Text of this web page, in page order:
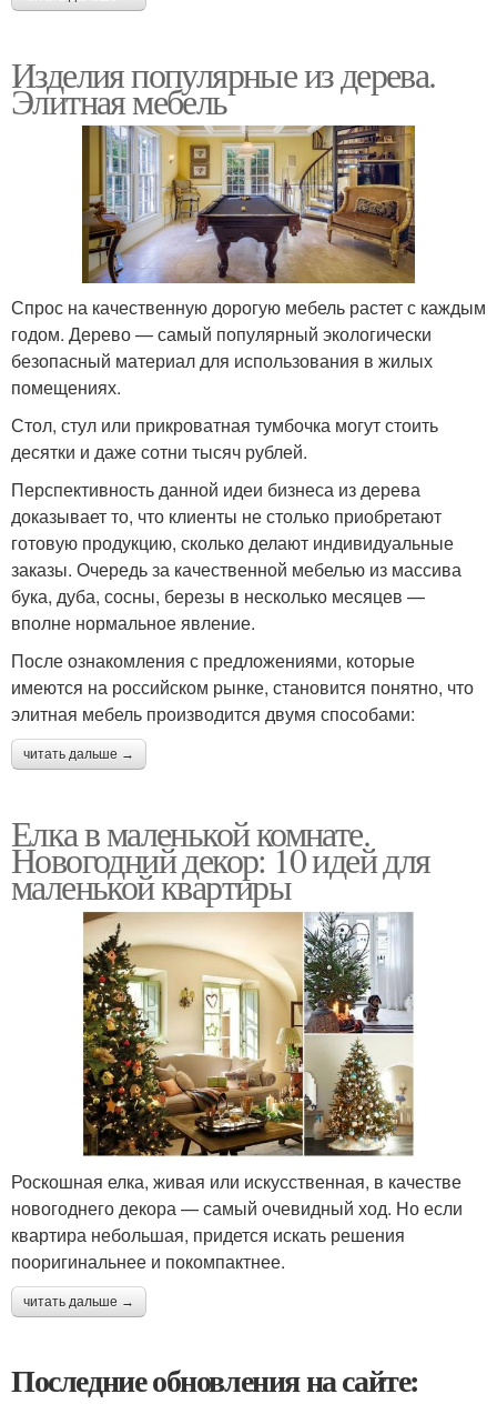
Изделия популярные из дерева.
Элитная мебель
Спрос на качественную дорогую мебель растет с каждым
годом. Дерево — самый популярный экологически
безопасный материал для использования в жилых
помещениях.
Стол, стул или прикроватная тумбочка могут стоить
десятки и даже сотни тысяч рублей.
Перспективность данной идеи бизнеса из дерева
доказывает то, что клиенты не столько приобретают
готовую продукцию, сколько делают индивидуальные
заказы. Очередь за качественной мебелью из массива
бука, дуба, сосны, березы в несколько месяцев —
вполне нормальное явление.
После ознакомления с предложениями, которые
имеются на российском рынке, становится понятно, что
элитная мебель производится двумя способами:
читать дальше →
Елка в маленькой комнате.
Новогодний декор: 10 идей для
маленькой квартиры
Роскошная елка, живая или искусственная, в качестве
новогоднего декора — самый очевидный ход. Но если
квартира небольшая, придется искать решения
пооригинальнее и покомпактнее.
читать дальше →
Последние обновления на сайте: